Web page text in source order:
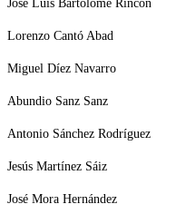
José Luis Bartolomé Rincón
Lorenzo Cantó Abad
Miguel Díez Navarro
Abundio Sanz Sanz
Antonio Sánchez Rodríguez
Jesús Martínez Sáiz
José Mora Hernández